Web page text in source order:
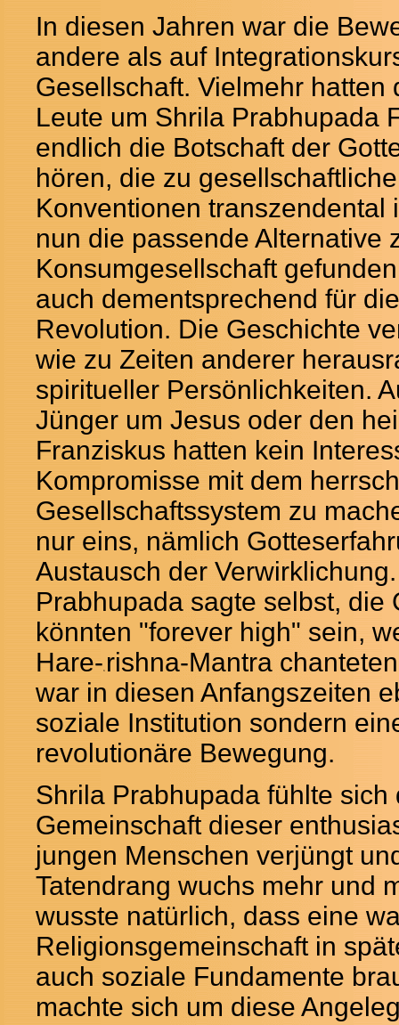
In diesen Jahren war die
andere als auf
Gesellschaft. Vielmehr hatten
Leute um Shrila Prabhupada
endlich die Botschaft der
hören, die zu
Konventionen transzendental
nun die passende Alternative
Konsumgesellschaft
auch dementsprechend für
Revolution. Die Geschichte
wie zu Zeiten anderer
spiritueller Persönlichkeiten.
Jünger um Jesus oder den
Franziskus hatten kein
Kompromisse mit dem
Gesellschaftssystem zu
nur eins, nämlich
Austausch der
Prabhupada sagte selbst, die
könnten "forever high" sein,
Hare- K
rishna-Mantra
war in diesen Anfangszeiten
soziale Institution sondern
revolutionäre Bewegung.
Shrila Prabhupada fühlte sich
Gemeinschaft dieser
jungen Menschen verjüngt
Tatendrang wuchs mehr und
wusste natürlich, dass eine
Religionsgemeinschaft in
auch soziale Fundamente
machte sich um diese